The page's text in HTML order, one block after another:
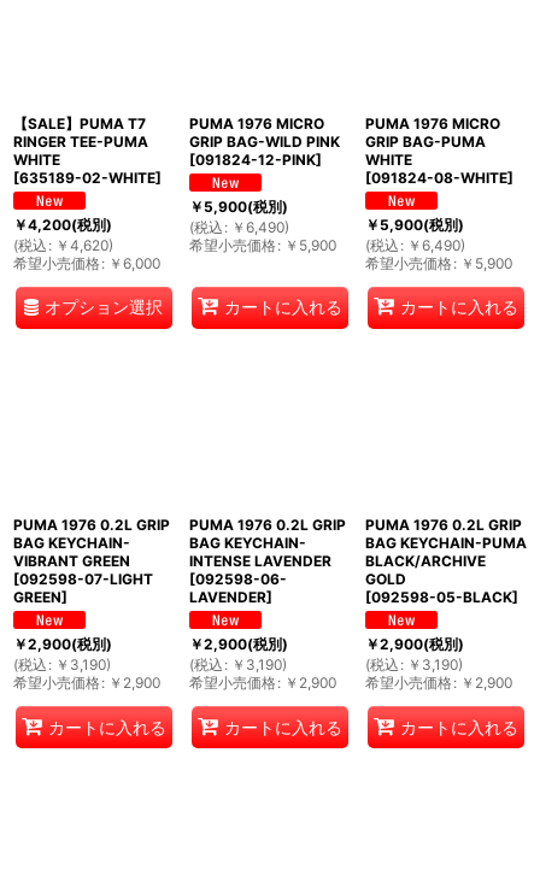
【SALE】PUMA T7
RINGER TEE-PUMA
WHITE
[635189-02-WHITE]
￥4,200(税別)
(税込 : ￥ 4,620)
希望小売価格: ￥ 6,000
オプション選択
PUMA 1976 MICRO
GRIP BAG-WILD PINK
[091824-12-PINK]
￥5,900(税別)
(税込 : ￥ 6,490)
希望小売価格: ￥ 5,900
カートに入れる
PUMA 1976 MICRO
GRIP BAG-PUMA
WHITE
[091824-08-WHITE]
￥5,900(税別)
(税込 : ￥ 6,490)
希望小売価格: ￥ 5,900
カートに入れる
PUMA 1976 0.2L GRIP
BAG KEYCHAIN-
VIBRANT GREEN
[092598-07-LIGHT
GREEN]
￥2,900(税別)
(税込 : ￥ 3,190)
希望小売価格: ￥ 2,900
カートに入れる
PUMA 1976 0.2L GRIP
BAG KEYCHAIN-
INTENSE LAVENDER
[092598-06-
LAVENDER]
￥2,900(税別)
(税込 : ￥ 3,190)
希望小売価格: ￥ 2,900
カートに入れる
PUMA 1976 0.2L GRIP
BAG KEYCHAIN-PUMA
BLACK/ARCHIVE
GOLD
[092598-05-BLACK]
￥2,900(税別)
(税込 : ￥ 3,190)
希望小売価格: ￥ 2,900
カートに入れる